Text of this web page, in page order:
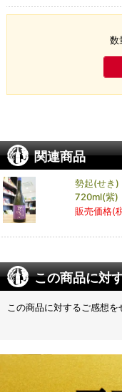
数
関連商品
勢起(せ
720ml(紫)
販売価格(
この商品に対
この商品に対するご感想を